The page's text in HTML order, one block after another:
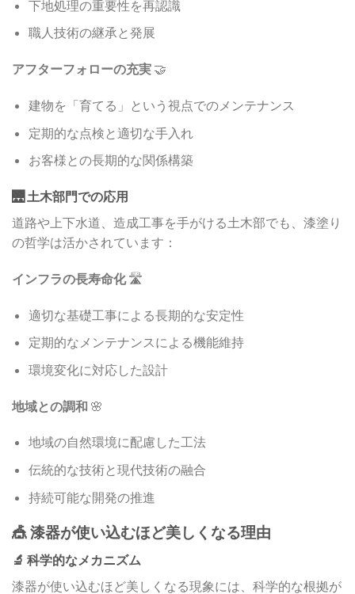
下地処理の重要性を再認識
職人技術の継承と発展
アフターフォローの充実 🤝
建物を「育てる」という視点でのメンテナンス
定期的な点検と適切な手入れ
お客様との長期的な関係構築
🌉 土木部門での応用
道路や上下水道、造成工事を手がける土木部でも、漆塗り
の哲学は活かされています：
インフラの長寿命化🛣️
適切な基礎工事による長期的な安定性
定期的なメンテナンスによる機能維持
環境変化に対応した設計
地域との調和 🌸
地域の自然環境に配慮した工法
伝統的な技術と現代技術の融合
持続可能な開発の推進
🎪 漆器が使い込むほど美しくなる理由
🔬 科学的なメカニズム
漆器が使い込むほど美しくなる現象には、科学的な根拠が